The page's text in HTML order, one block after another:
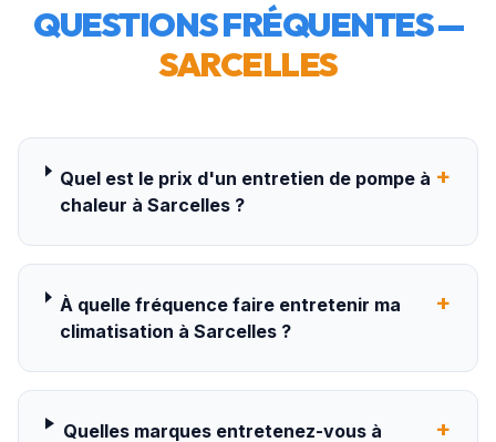
QUESTIONS FRÉQUENTES —
SARCELLES
Quel est le prix d'un entretien de pompe à
chaleur à Sarcelles ?
+
À quelle fréquence faire entretenir ma
climatisation à Sarcelles ?
+
Quelles marques entretenez-vous à
+